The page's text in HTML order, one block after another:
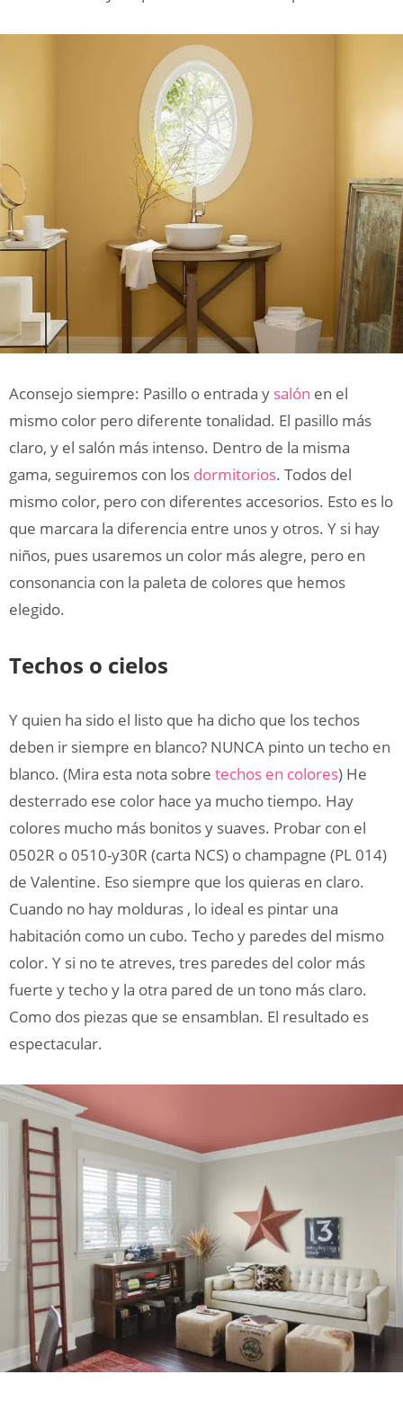
Aconsejo siempre: Pasillo o entrada y salón en el
mismo color pero diferente tonalidad. El pasillo más
claro, y el salón más intenso. Dentro de la misma
gama, seguiremos con los dormitorios. Todos del
mismo color, pero con diferentes accesorios. Esto es lo
que marcara la diferencia entre unos y otros. Y si hay
niños, pues usaremos un color más alegre, pero en
consonancia con la paleta de colores que hemos
elegido.
Techos o cielos
Y quien ha sido el listo que ha dicho que los techos
deben ir siempre en blanco? NUNCA pinto un techo en
blanco. (Mira esta nota sobre techos en colores) He
desterrado ese color hace ya mucho tiempo. Hay
colores mucho más bonitos y suaves. Probar con el
0502R o 0510-y30R (carta NCS) o champagne (PL 014)
de Valentine. Eso siempre que los quieras en claro.
Cuando no hay molduras , lo ideal es pintar una
habitación como un cubo. Techo y paredes del mismo
color. Y si no te atreves, tres paredes del color más
fuerte y techo y la otra pared de un tono más claro.
Como dos piezas que se ensamblan. El resultado es
espectacular.